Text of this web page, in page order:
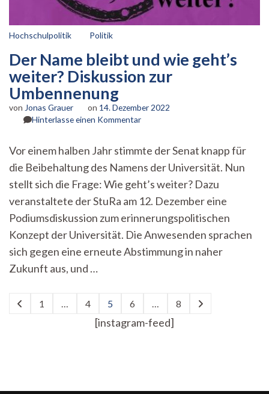
Hochschulpolitik Politik
Der Name bleibt und wie geht’s
weiter? Diskussion zur
Umbennenung
von Jonas Grauer on 14. Dezember 2022
Hinterlasse einen Kommentarzu
bleibt
und
wie
geht’s
weiter?
Diskussion
Umbennenung
Vor einem halben Jahr stimmte der Senat knapp für
die Beibehaltung des Namens der Universität. Nun
stellt sich die Frage: Wie geht’s weiter? Dazu
veranstaltete der StuRa am 12. Dezember eine
Podiumsdiskussion zum erinnerungspolitischen
Konzept der Universität. Die Anwesenden sprachen
sich gegen eine erneute Abstimmung in naher
Zukunft aus, und …
Seitennummerierung
Seite
1 …
Seite
4
Seite
5
Seite
6 …
Seite
8
[instagram-feed]